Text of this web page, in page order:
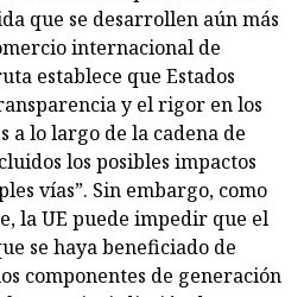
que se desarrollen aún más
internacional de
establece que Estados
y el rigor en los
a lo largo de la cadena de
los posibles impactos
vías”. Sin embargo, como
la UE puede impedir que el
se haya beneficiado de
componentes de generación